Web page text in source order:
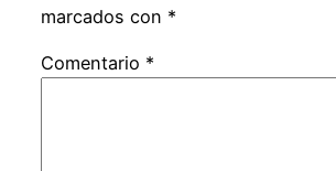
marcados con *
Comentario *